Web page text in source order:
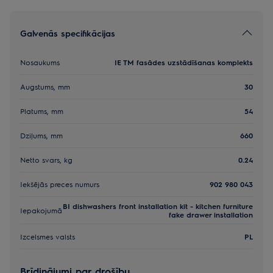
Galvenās specifikācijas
Nosaukums IE TM fasādes uzstādīšanas komplekts
Augstums, mm 30
Platums, mm 54
Dziļums, mm 660
Netto svars, kg 0.24
Iekšējās preces numurs 902 980 043
IepakojumāBI dishwashers front installation kit - kitchen furniture
fake drawer installation
Izcelsmes valsts PL